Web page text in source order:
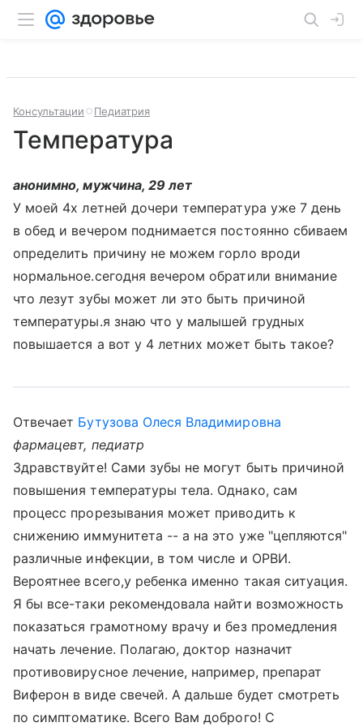
Консультации Педиатрия
Температура
анонимно, мужчина, 29 лет
У моей 4х летней дочери температура уже 7 день
в обед и вечером поднимается постоянно сбиваем
определить причину не можем горло вроди
нормальное.сегодня вечером обратили внимание
что лезут зубы может ли это быть причиной
температуры.я знаю что у малышей грудных
повышается а вот у 4 летних может быть такое?
Отвечает Бутузова Олеся Владимировна
фармацевт, педиатр
Здравствуйте! Сами зубы не могут быть причиной
повышения температуры тела. Однако, сам
процесс прорезывания может приводить к
снижению иммунитета -- а на это уже "цепляются"
различные инфекции, в том числе и ОРВИ.
Вероятнее всего,у ребенка именно такая ситуация.
Я бы все-таки рекомендовала найти возможность
показаться грамотному врачу и без промедления
начать лечение. Полагаю, доктор назначит
противовирусное лечение, например, препарат
Виферон в виде свечей. А дальше будет смотреть
по симптоматике. Всего Вам доброго! С